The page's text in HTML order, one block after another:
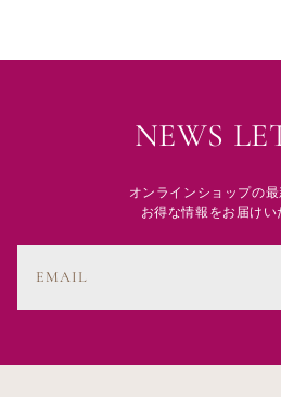
NEWS
オンラインショップの最
お得な情報をお届けい
EMAIL